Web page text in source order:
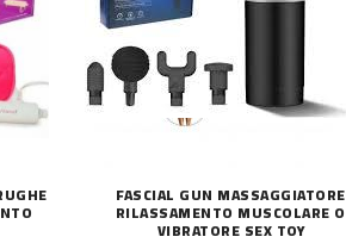
FASCIAL GUN MASSAGGIATORE
RILASSAMENTO MUSCOLARE O
VIBRATORE SEX TOY